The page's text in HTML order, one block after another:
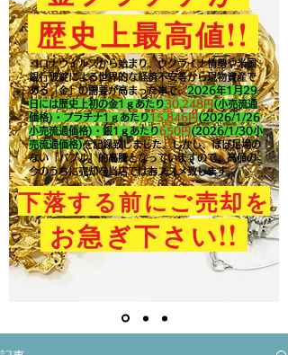
歴史上最高値!!
コロナウイルスから始まり、ウクライナ情勢や米国
銀行破綻による世界的な経済不安等から現物資産で
ある「金」の需要が高まった事で、2026年1月29
日には歴史上初の金1ｇあたり30,248円 (小売流通
価格)・プラチナ1ｇあたり15,846円 (2026/1/26
小売流通価格)・銀1ｇあたり650円 (2026/1/30小
売流通価格)を記録致しました。​しかし、ほぼ足場の
ない「バブル」的高騰となっていますので、高値の
今のうちに売却を当店ではおススメ致します。
下落する前にご売却を
お急ぎ下さい!!